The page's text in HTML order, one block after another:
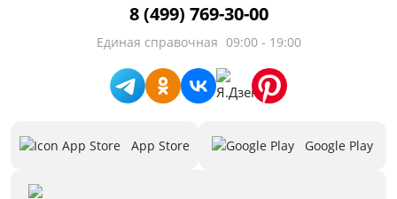
Мебель Столплит
Ширина, см
Высота, см
8 (499) 769-30-00
Единая справочная 09:00 - 19:00
App Store Google Play